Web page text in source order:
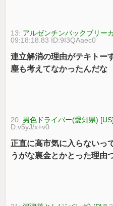
13: アルゼンチンバックブリー
09:18:18.83 ID:9I3QAaec0
連立解消の理由がテキトー
塵も考えてなかったんだな
20: 男色ドライバー(愛知県) [US]
D:v5yJ/x+v0
正直に高市気に入らないっ
うがな裏金とかとった理由